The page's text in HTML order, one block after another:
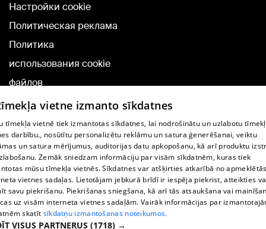
Настройки cookie
Политическая реклама
Политика
использования cookie
файлов
Добавление
комментариев
TВ-программа
Условия договора
360 Ziņu kontakti
Helio Media
vietne izmanto sīkdatnes
tīmekļa vietnē tiek izmantotas sīkdatnes, lai nodrošinātu un uzlabotu
darbību., nosūtītu personalizētu reklāmu un satura ģenerēšanai, veiktu
un satura mērījumus, auditorijas datu apkopošanu, kā arī produktu
Zemāk sniedzam informāciju par visām sīkdatnēm, kuras tiek
mūsu tīmekļa vietnēs. Sīkdatnes var atšķirties atkarībā no
vietnes sadaļas. Lietotājam jebkurā brīdī ir iespēja piekrist, atteikties
savu piekrišanu. Piekrišanas sniegšana, kā arī tās atsaukšana vai
uz visām interneta vietnes sadaļām. Vairāk informācijas par
skatīt sīkdatņu izmantošanas noteikumos.
VISUS PARTNERUS (1718) →